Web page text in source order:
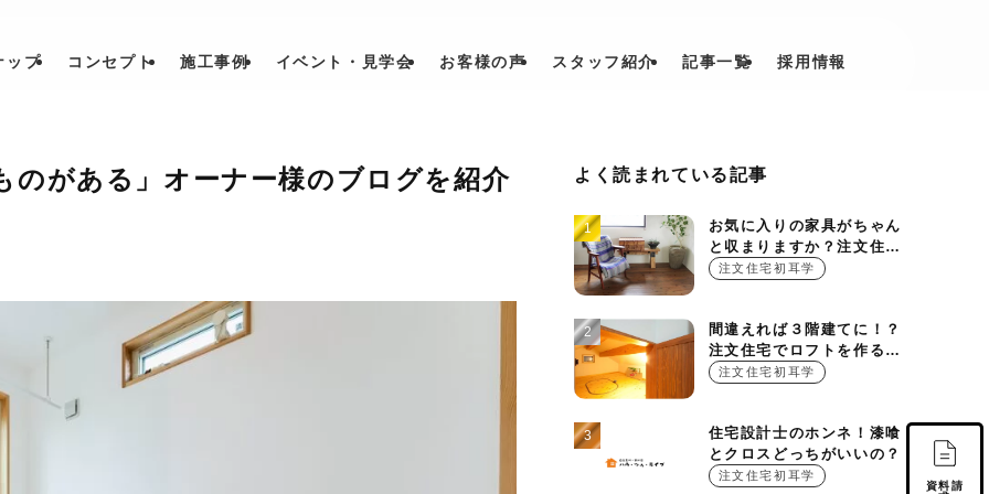
ップ コンセプト 施工事例 イベント・見学会 お客様の声 スタッフ紹介 記事一覧 採用情報
のがある」オーナー様のブログを紹介 よく読まれている記事
お気に入りの家具がちゃん
と収まりますか？注文住宅
を建てる時に押さえておき
注文住宅初耳学
間違えれば３階建てに！？
注文住宅でロフトを作る基
本的ルール
注文住宅初耳学
住宅設計士のホンネ！漆喰
とクロスどっちがいいの？
注文住宅初耳学
資料請